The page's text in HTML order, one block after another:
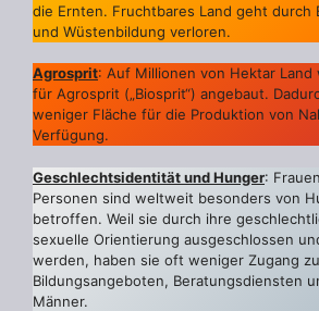
die Ernten. Fruchtbares Land geht durch
und Wüstenbildung verloren.
Agrosprit: Auf Millionen von Hektar Land
für Agrosprit („Biosprit“) angebaut.
weniger Fläche für die Produktion von
Verfügung.
Geschlechtsidentität und Hunger:
Personen sind weltweit besonders von
betroffen. Weil sie durch ihre
sexuelle Orientierung ausgeschlossen
werden, haben sie oft weniger Zugang
Bildungsangeboten, Beratungsdiensten
Männer.